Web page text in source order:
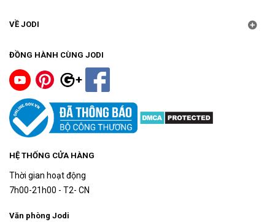
VỀ JODI
ĐỒNG HÀNH CÙNG JODI
HỆ THỐNG CỬA HÀNG
Thời gian hoạt động
7h00-21h00 - T2- CN
Văn phòng Jodi